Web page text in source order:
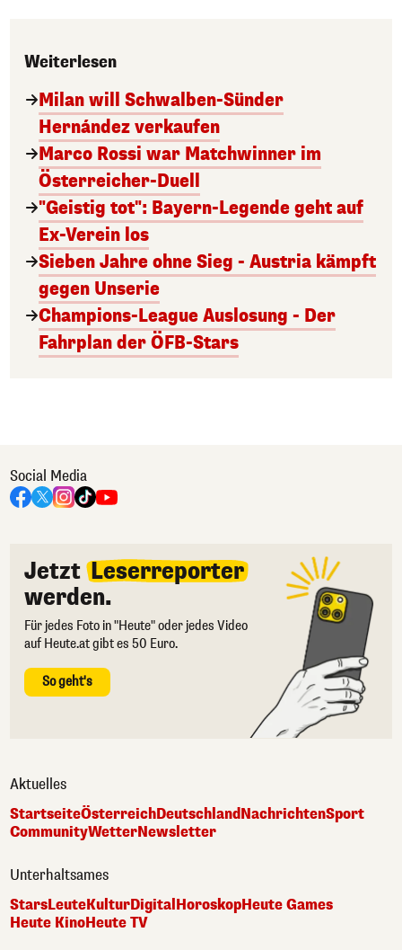
Weiterlesen
Milan will Schwalben-Sünder
Hernández verkaufen
Marco Rossi war Matchwinner im
Österreicher-Duell
"Geistig tot": Bayern-Legende geht auf
Ex-Verein los
Sieben Jahre ohne Sieg - Austria kämpft
gegen Unserie
Champions-League Auslosung - Der
Fahrplan der ÖFB-Stars
Social Media
Jetzt Leserreporter
werden.
Für jedes Foto in "Heute" oder jedes Video
auf Heute.at gibt es 50 Euro.
So geht's
Aktuelles
StartseiteÖsterreichDeutschlandNachrichtenSport
CommunityWetterNewsletter
Unterhaltsames
StarsLeuteKulturDigital HoroskopHeute Games
Heute KinoHeute TV